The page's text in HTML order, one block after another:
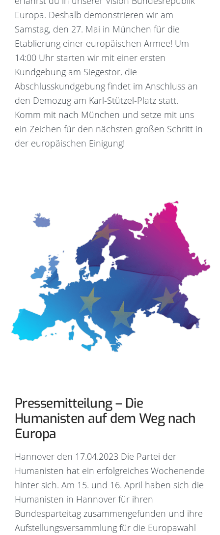
Europa. Deshalb demonstrieren wir am
Samstag, den 27. Mai in München für die
Etablierung einer europäischen Armee! Um
14:00 Uhr starten wir mit einer ersten
Kundgebung am Siegestor, die
Abschlusskundgebung findet im Anschluss an
den Demozug am Karl-Stützel-Platz statt.
Komm mit nach München und setze mit uns
ein Zeichen für den nächsten großen Schritt in
der europäischen Einigung!
Pressemitteilung – Die
Humanisten auf dem Weg nach
Europa
Hannover den 17.04.2023 Die Partei der
Humanisten hat ein erfolgreiches Wochenende
hinter sich. Am 15. und 16. April haben sich die
Humanisten in Hannover für ihren
Bundesparteitag zusammengefunden und ihre
Aufstellungsversammlung für die Europawahl